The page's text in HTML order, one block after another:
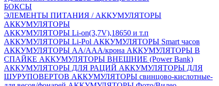
БОКСЫ
ЭЛЕМЕНТЫ ПИТАНИЯ / АККУМУЛЯТОРЫ
АККУМУЛЯТОРЫ
АККУМУЛЯТОРЫ Li-on(3,7V),18650 и т.п
АККУМУЛЯТОРЫ Li-Pol АККУМУЛЯТОРЫ Smart часов
АККУМУЛЯТОРЫ АА/ААА/крона АККУМУЛЯТОРЫ В
СПАЙКЕ АККУМУЛЯТОРЫ ВНЕШНИЕ (Power Bank)
АККУМУЛЯТОРЫ ДЛЯ РАЦИЙ АККУМУЛЯТОРЫ ДЛЯ
ШУРУПОВЕРТОВ АККУМУЛЯТОРЫ свинцово-кислотные-